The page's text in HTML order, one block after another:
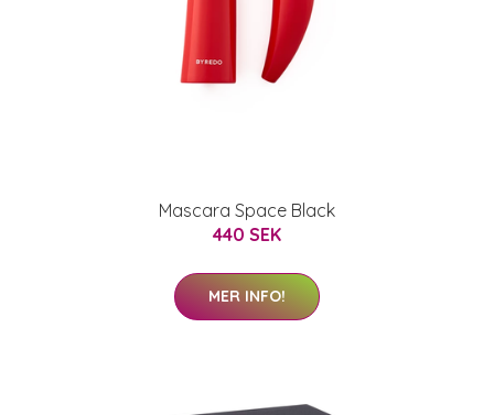
Mascara Space Black
440 SEK
MER INFO!